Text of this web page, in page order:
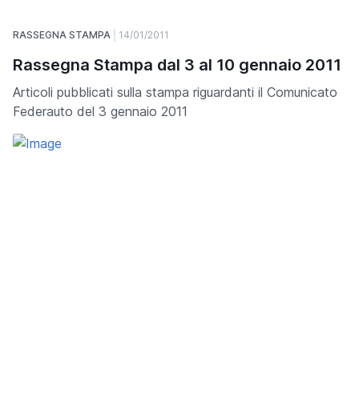
RASSEGNA STAMPA 14/01/2011
Rassegna Stampa dal 3 al 10 gennaio 2011
Articoli pubblicati sulla stampa riguardanti il Comunicato
Federauto del 3 gennaio 2011